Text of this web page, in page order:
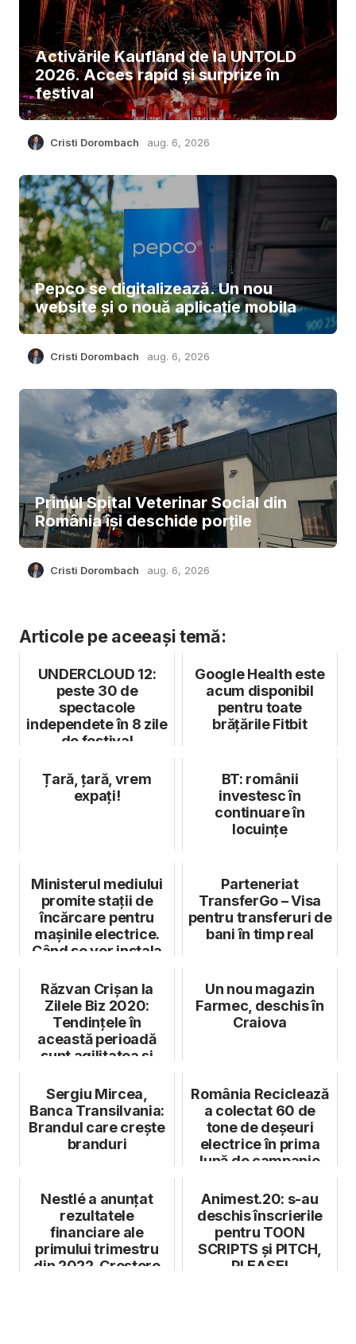
Activările Kaufland de la UNTOLD
2026. Acces rapid și surprize în
festival
Cristi Dorombach aug. 6, 2026
Pepco se digitalizează. Un nou
website și o nouă aplicație mobila
Cristi Dorombach aug. 6, 2026
Primul Spital Veterinar Social din
România își deschide porțile
Cristi Dorombach aug. 6, 2026
Articole pe aceeași temă:
UNDERCLOUD 12:
peste 30 de
spectacole
independete în 8 zile
de festival
Google Health este
acum disponibil
pentru toate
brățările Fitbit
Țară, țară, vrem
expați!
BT: românii
investesc în
continuare în
locuințe
Ministerul mediului
promite stații de
încărcare pentru
mașinile electrice.
Când se vor instala
Parteneriat
TransferGo – Visa
pentru transferuri de
bani în timp real
Răzvan Crișan la
Zilele Biz 2020:
Tendințele în
această perioadă
sunt agilitatea și
Un nou magazin
Farmec, deschis în
Craiova
Sergiu Mircea,
Banca Transilvania:
Brandul care crește
branduri
România Reciclează
a colectat 60 de
tone de deșeuri
electrice în prima
lună de campanie
Nestlé a anunțat
rezultatele
financiare ale
primului trimestru
din 2022. Creștere
Animest.20: s-au
deschis înscrierile
pentru TOON
SCRIPTS și PITCH,
PLEASE!